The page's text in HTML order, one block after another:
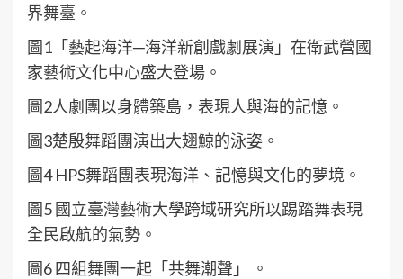
界舞臺。
圖1「藝起海洋─海洋新創戲劇展演」在衛武營國
家藝術文化中心盛大登場。
圖2人劇團以身體築島，表現人與海的記憶。
圖3楚殷舞蹈團演出大翅鯨的泳姿。
圖4 HPS舞蹈團表現海洋、記憶與文化的夢境。
圖5 國立臺灣藝術大學跨域研究所以踢踏舞表現
全民啟航的氣勢。
圖6 四組舞團一起「共舞潮聲」 。